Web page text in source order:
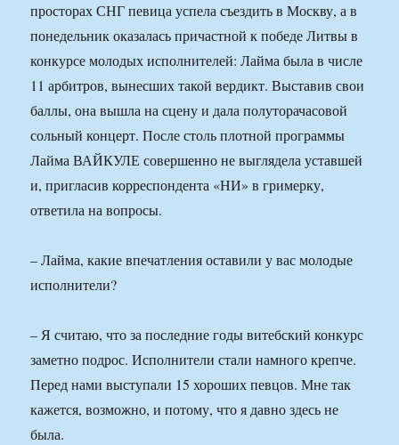
просторах СНГ певица успела съездить в Москву, а в
понедельник оказалась причастной к победе Литвы в
конкурсе молодых исполнителей: Лайма была в числе
11 арбитров, вынесших такой вердикт. Выставив свои
баллы, она вышла на сцену и дала полуторачасовой
сольный концерт. После столь плотной программы
Лайма ВАЙКУЛЕ совершенно не выглядела уставшей
и, пригласив корреспондента «НИ» в гримерку,
ответила на вопросы.
– Лайма, какие впечатления оставили у вас молодые
исполнители?
– Я считаю, что за последние годы витебский конкурс
заметно подрос. Исполнители стали намного крепче.
Перед нами выступали 15 хороших певцов. Мне так
кажется, возможно, и потому, что я давно здесь не
была.